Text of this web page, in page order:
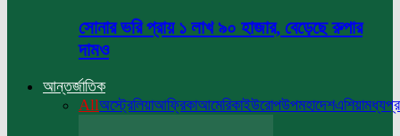
সোনার ভরি প্রায় ১ লাখ ৯০ হাজার, বেড়েছে রুপার
দামও
আন্তর্জাতিক
Allঅস্ট্রেলিয়াআফ্রিকাআমেরিকাইউরোপউপমহাদেশএশিয়া